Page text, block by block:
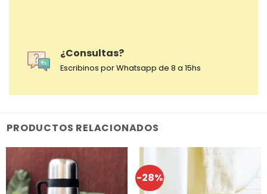
¿Consultas?
Escribinos por Whatsapp de 8 a 15hs
PRODUCTOS RELACIONADOS
-28%